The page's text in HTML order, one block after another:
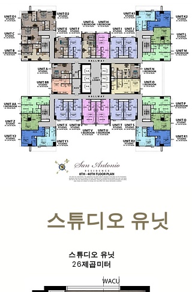
스튜디오 유닛
스튜디오 유닛
26제곱미터